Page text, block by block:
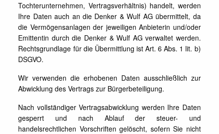
Tochterunternehmen, Vertragsverhältnis) handelt, werden
Ihre Daten auch an die Denker & Wulf AG übermittelt, da
die Vermögensanlagen der jeweiligen Anbieterin und/oder
Emittentin durch die Denker & Wulf AG verwaltet werden.
Rechtsgrundlage für die Übermittlung ist Art. 6 Abs. 1 lit. b)
DSGVO.
Wir verwenden die erhobenen Daten ausschließlich zur
Abwicklung des Vertrags zur Bürgerbeteiligung.
Nach vollständiger Vertragsabwicklung werden Ihre Daten
gesperrt und nach Ablauf der steuer- und
handelsrechtlichen Vorschriften gelöscht, sofern Sie nicht